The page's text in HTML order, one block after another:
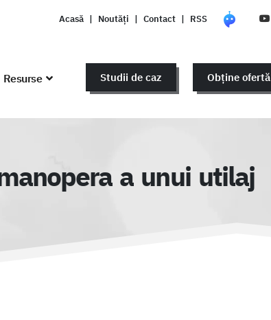
Acasă | Noutăți | Contact | RSS
Resurse Studii de caz Obține ofertă
a unui utilaj